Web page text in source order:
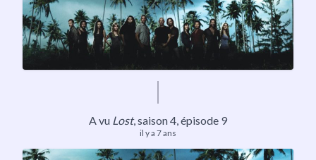
A vu Lost,saison 4, épisode 9
il y a 7 ans